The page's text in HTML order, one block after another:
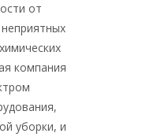
от
компания
уборки, и